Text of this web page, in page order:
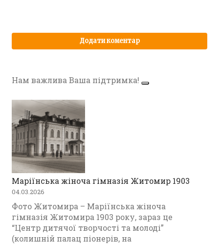
Нам важлива Ваша підтримка!
Маріїнська жіноча гімназія Житомир 1903
04.03.2026
Фото Житомира – Маріїнська жіноча
гімназія Житомира 1903 року, зараз це
“Центр дитячої творчості та молоді”
(колишній палац піонерів, на